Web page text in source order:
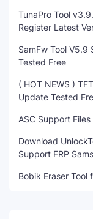
TunaPro Tool
Register Latest
SamFw Tool
Tested Free
( HOT NEWS )
Update Tested
ASC Support
Download
Support FRP
Bobik Eraser Tool